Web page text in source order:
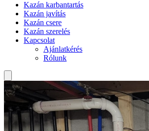
Kazán karbantartás
Kazán javítás
Kazán csere
Kazán szerelés
Kapcsolat
Ajánlatkérés
Rólunk